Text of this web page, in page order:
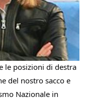
le posizioni di destra
del nostro sacco e
Nazionale in